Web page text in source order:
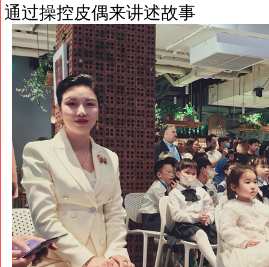
通过操控皮偶来讲述故事